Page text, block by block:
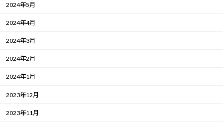
2024年5月
2024年4月
2024年3月
2024年2月
2024年1月
2023年12月
2023年11月